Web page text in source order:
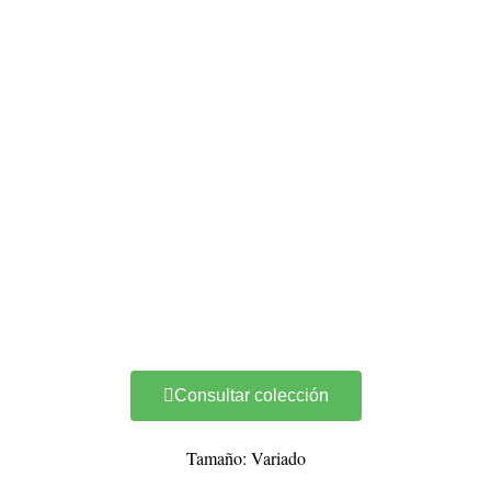
Consultar colección
Tamaño: Variado